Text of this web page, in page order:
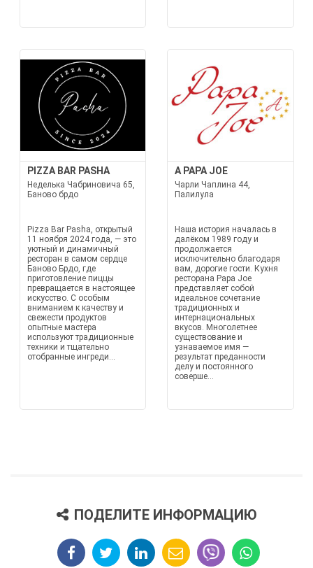
PIZZA BAR PASHA
Неделька Чабриновича 65,
Баново брдо
Pizza Bar Pasha, открытый
11 ноября 2024 года, — это
уютный и динамичный
ресторан в самом сердце
Баново Брдо, где
приготовление пиццы
превращается в настоящее
искусство. С особым
вниманием к качеству и
свежести продуктов
опытные мастера
используют традиционные
техники и тщательно
отобранные ингреди...
A PAPA JOE
Чарли Чаплина 44,
Палилула
Наша история началась в
далёком 1989 году и
продолжается
исключительно благодаря
вам, дорогие гости. Кухня
ресторана Papa Joe
представляет собой
идеальное сочетание
традиционных и
интернациональных
вкусов. Многолетнее
существование и
узнаваемое имя —
результат преданности
делу и постоянного
соверше...
ПОДЕЛИТЕ ИНФОРМАЦИЮ